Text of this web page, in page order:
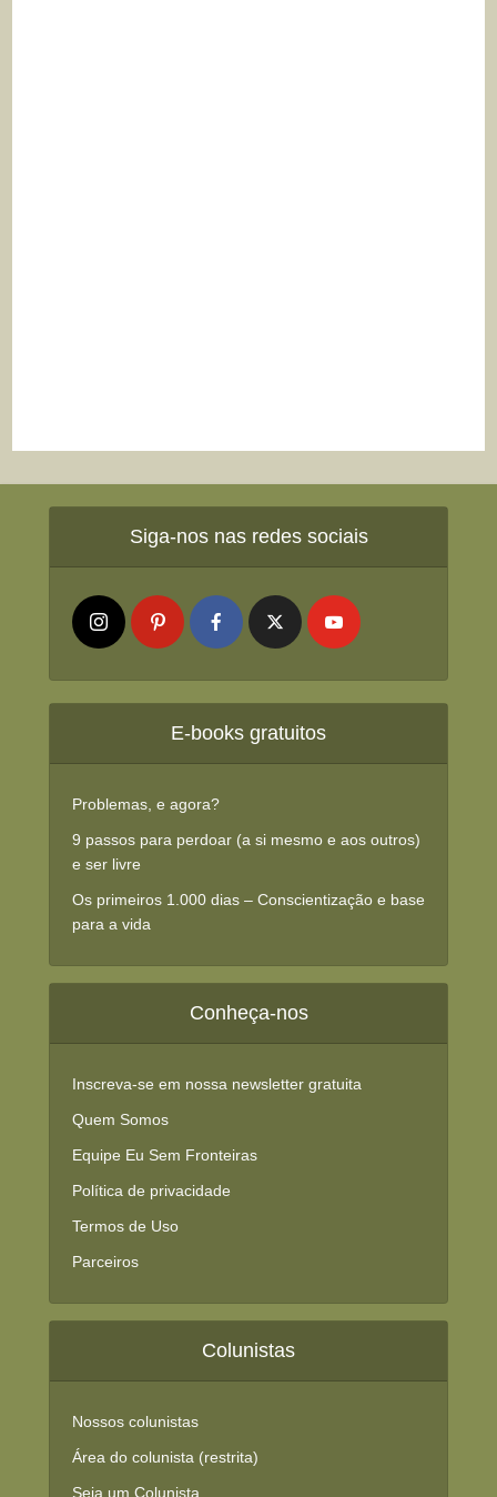
Siga-nos nas redes sociais
E-books gratuitos
Problemas, e agora?
9 passos para perdoar (a si mesmo e aos outros)
e ser livre
Os primeiros 1.000 dias – Conscientização e base
para a vida
Conheça-nos
Inscreva-se em nossa newsletter gratuita
Quem Somos
Equipe Eu Sem Fronteiras
Política de privacidade
Termos de Uso
Parceiros
Colunistas
Nossos colunistas
Área do colunista (restrita)
Seja um Colunista